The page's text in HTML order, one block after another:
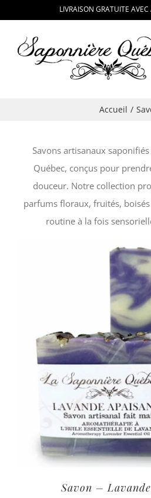
contenu
LIVRAISON GRATUITE
Accueil
Savons artisanaux
Québec, conçus pour
douceur. Notre collection
parfums floraux, fruités,
routine à la fois
Savon –